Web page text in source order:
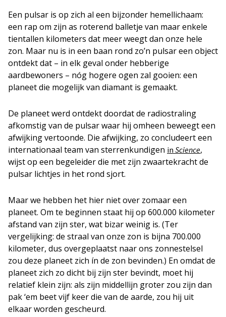
Een pulsar is op zich al een bijzonder hemellichaam:
een rap om zijn as roterend balletje van maar enkele
tientallen kilometers dat meer weegt dan onze hele
zon. Maar nu is in een baan rond zo’n pulsar een object
ontdekt dat – in elk geval onder hebberige
aardbewoners – nóg hogere ogen zal gooien: een
planeet die mogelijk van diamant is gemaakt.
De planeet werd ontdekt doordat de radiostraling
afkomstig van de pulsar waar hij omheen beweegt een
afwijking vertoonde. Die afwijking, zo concludeert een
internationaal team van sterrenkundigen in Science,
wijst op een begeleider die met zijn zwaartekracht de
pulsar lichtjes in het rond sjort.
Maar we hebben het hier niet over zomaar een
planeet. Om te beginnen staat hij op 600.000 kilometer
afstand van zijn ster, wat bizar weinig is. (Ter
vergelijking: de straal van onze zon is bijna 700.000
kilometer, dus overgeplaatst naar ons zonnestelsel
zou deze planeet zich ín de zon bevinden.) En omdat de
planeet zich zo dicht bij zijn ster bevindt, moet hij
relatief klein zijn: als zijn middellijn groter zou zijn dan
pak ‘em beet vijf keer die van de aarde, zou hij uit
elkaar worden gescheurd.